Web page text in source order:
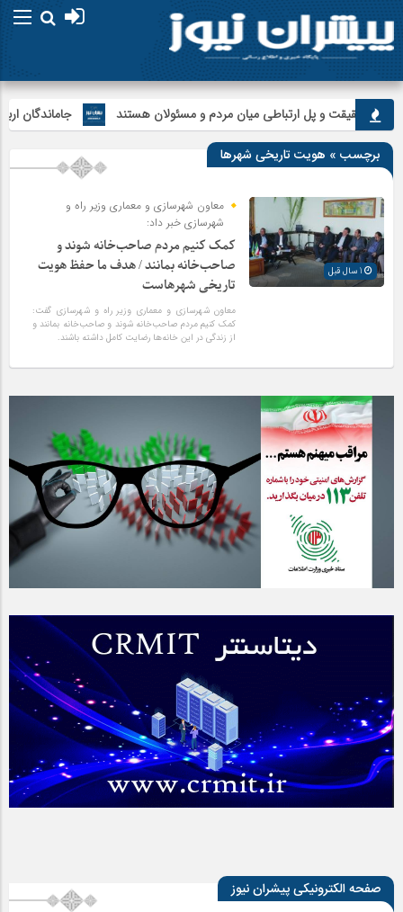
حقیقت و پل ارتباطی میان مردم و مسئولان هستند جاماندگان
برچسب » هویت تاریخی شهرها
معاون شهرسازی و معماری وزیر راه و
شهرسازی خبر داد:
کمک کنیم مردم صاحب‌خانه شوند و
صاحب‌خانه بمانند / هدف ما حفظ هویت
تاریخی شهرهاست
معاون شهرسازی و معماری وزیر راه و شهرسازی گفت:
کمک کنیم مردم صاحب‌خانه شوند و صاحب‌خانه بمانند و
از زندگی در این خانه‌ها رضایت کامل داشته باشند.
صفحه الکترونیکی پیشران نیوز